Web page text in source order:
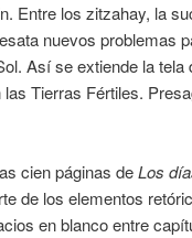
Entre los zitzahay, la
nuevos problemas
Así se extiende la
Tierras Fértiles.
cien páginas deLos
de los elementos
en blanco entre